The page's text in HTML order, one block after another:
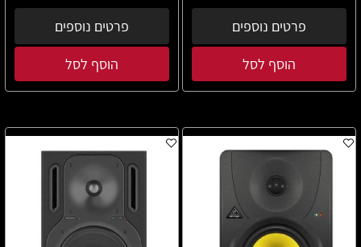
פרטים נוספים
הוסף לסל
פרטים נוספים
הוסף לסל